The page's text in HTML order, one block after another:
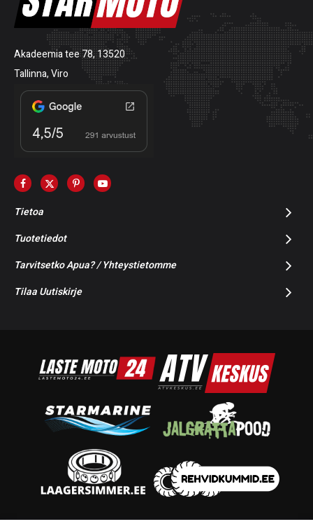
Akadeemia tee 78, 13520
Tallinna, Viro
Tietoa
Tuotetiedot
Tarvitsetko Apua? / Yhteystietomme
Tilaa Uutiskirje